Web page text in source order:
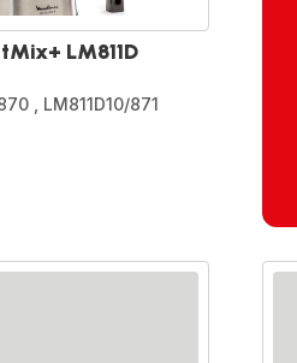
LM811D
LM811D10/871